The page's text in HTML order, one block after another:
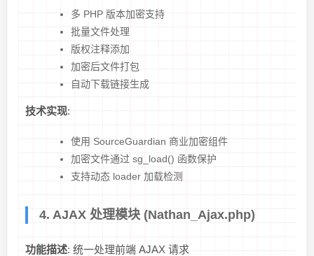
多 PHP 版本加密支持
批量文件处理
版权注释添加
加密后文件打包
自动下载链接生成
技术实现:
使用 SourceGuardian 商业加密组件
加密文件通过 sg_load() 函数保护
支持动态 loader 加载检测
4. AJAX 处理模块 (Nathan_Ajax.php)
功能描述: 统一处理前端 AJAX 请求